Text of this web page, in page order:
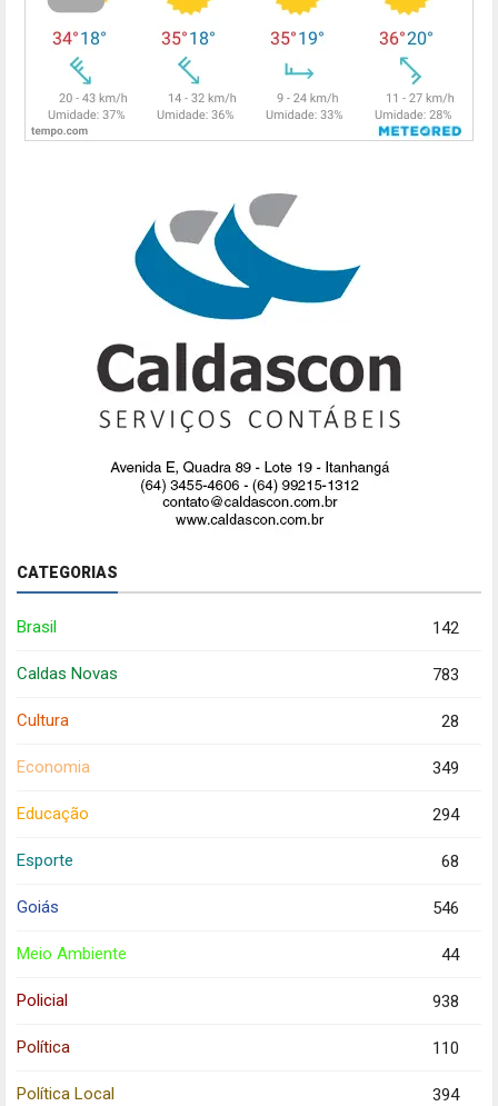
CATEGORIAS
Brasil 142
Caldas Novas 783
Cultura 28
Economia 349
Educação 294
Esporte 68
Goiás 546
Meio Ambiente 44
Policial 938
Política 110
Política Local 394